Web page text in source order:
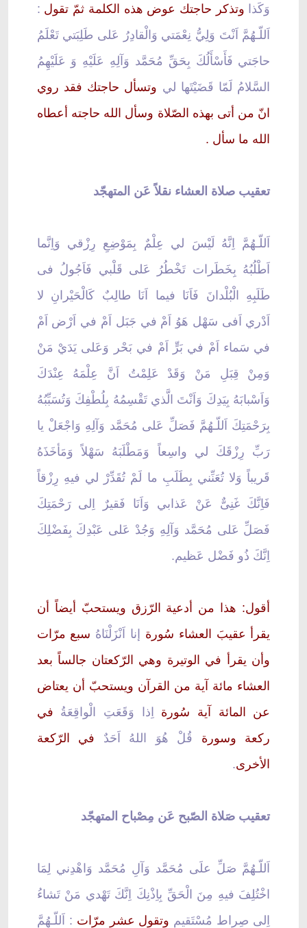
وَكَذا وتذكر حاجتك عوض هذه الكلمة ثمّ تقول :
اَللّـهُمَّ اَنْتَ وَلِيُّ نِعْمَتي وَالْقادِرُ عَلى طَلِبَتي تَعْلَمُ
حاجَتي فَأَسْأَلُكَ بِحَقِّ مُحَمَّد وَآلِهِ عَلَيْهِ وَ عَلَيْهِمُ
السَّلامُ لَمّا قَضَيْتَها لي وتسأل حاجتك فقد روي
انّ من أتى بهذه الصّلاة وسأل الله حاجته أعطاه
الله ما سأل .
تعقيب صلاة العشاء نقلاً عَن المتهجّد
اَللّـهُمَّ اِنَّهُ لَيْسَ لي عِلْمٌ بِمَوْضِعِ رِزْقي وَاِنَّما
اَطْلُبُهُ بِخَطَرات تَخْطُرُ عَلى قَلْبي فَاَجُولُ فى
طَلَبِهِ الْبُلْدانَ فَاَنَا فيما اَنَا طالِبٌ كَالْحَيْرانِ لا
اَدْري اَفى سَهْل هَوُ اَمْ في جَبَل اَمْ في اَرْض اَمْ
في سَماء اَمْ في بَرٍّ اَمْ في بَحْر وَعَلى يَدَيْ مَنْ
وَمِنْ قِبَلِ مَنْ وَقَدْ عَلِمْتُ اَنَّ عِلْمَهُ عِنْدَكَ
وَاَسْبابَهُ بِيَدِكَ وَاَنْتَ الَّذي تَقْسِمُهُ بِلُطْفِكَ وَتُسَبِّبُهُ
بِرَحْمَتِكَ اَللّـهُمَّ فَصَلِّ عَلى مُحَمَّد وَآلِهِ وَاجْعَلْ يا
رَبِّ رِزْقَكَ لي واسِعاً وَمَطْلَبَهُ سَهْلاً وَمَأخَذَهُ
قَريباً وَلا تُعَنِّني بِطَلَبِ ما لَمْ تُقَدِّرْ لي فيهِ رِزْقاً
فَاِنَّكَ غَنِىٌّ عَنْ عَذابي وَاَنَا فَقيرٌ اِلى رَحْمَتِكَ
فَصَلِّ عَلى مُحَمَّد وَآلِهِ وَجُدْ عَلى عَبْدِكَ بِفَضْلِكَ
اِنَّكَ ذُو فَضْل عَظيم.
أقول: هذا من أدعية الرّزق ويستحبّ أيضاً أن
يقرأ عقيبَ العشاء سُورة إنا اَنْزَلْنَاهُ سبع مرّات
وأن يقرأ في الوتيرة وهي الرّكعتان جالساً بعد
العشاء مائة آية من القرآن ويستحبّ أن يعتاض
عن المائة آية سُورة اِذا وَقَعَتِ الْواقِعَةُ في
ركعة وسورة قُلْ هُوَ اللهُ اَحَدٌ في الرّكعة
الأخرى.
تعقيب صَلاة الصّبح عَن مِصْباح المتهجّد
اَللّـهُمَّ صَلِّ علَى مُحَمَّد وَآلِ مُحَمَّد وَاهْدِني لِمَا
اخْتُلِفَ فيهِ مِنَ الْحَقِّ بِاِذْنِكَ اِنَّكَ تَهْدي مَنْ تَشاءُ
اِلى صِراط مُسْتَقيم وتقول عشر مرّات : اَللّـهُمَّ